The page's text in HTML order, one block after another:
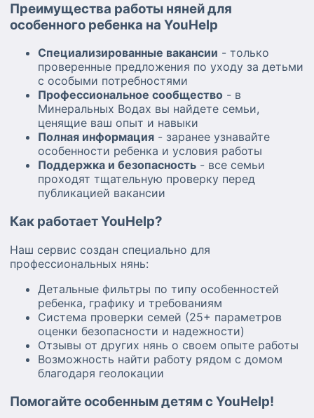
Преимущества работы няней для
особенного ребенка на YouHelp
Специализированные вакансии - только
проверенные предложения по уходу за детьми
с особыми потребностями
Профессиональное сообщество - в
Минеральных Водах вы найдете семьи,
ценящие ваш опыт и навыки
Полная информация - заранее узнавайте
особенности ребенка и условия работы
Поддержка и безопасность - все семьи
проходят тщательную проверку перед
публикацией вакансии
Как работает YouHelp?
Наш сервис создан специально для
профессиональных нянь:
Детальные фильтры по типу особенностей
ребенка, графику и требованиям
Система проверки семей (25+ параметров
оценки безопасности и надежности)
Отзывы от других нянь о своем опыте работы
Возможность найти работу рядом с домом
благодаря геолокации
Помогайте особенным детям с YouHelp!